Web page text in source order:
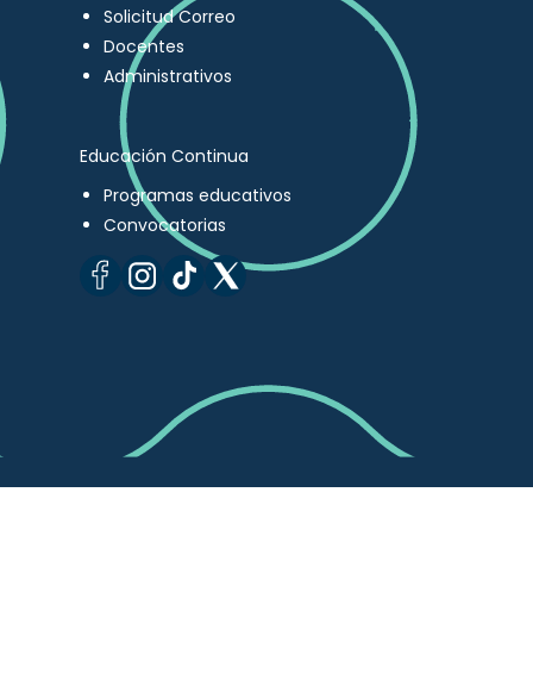
Solicitud Correo
Docentes
Administrativos
Educación Continua
Programas educativos
Convocatorias